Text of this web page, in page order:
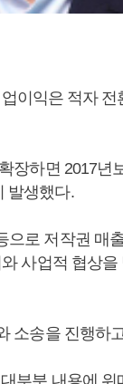
이익은 적자
장하면 2017
발생했다.
으로 저작권 매
사업적 협상
소송을 진행하
부분 내용에